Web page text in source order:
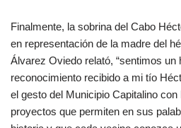
Finalmente, la sobrina del Cabo
en representación de la madre del
Álvarez Oviedo relató, “sentimos un
reconocimiento recibido a mi tío
el gesto del Municipio Capitalino
proyectos que permiten en sus